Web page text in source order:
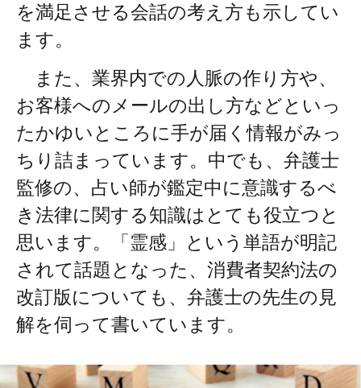
を満足させる会話の考え方も示してい
ます。
また、業界内での 人脈の作り方や、
お客様への メールの出し方などといっ
たかゆいところに手が届く情報がみっ
ちり詰まっています。中でも、 弁護士
監修の、占い師が鑑定中に意識するべ
き法律に関する知識はとても役立つと
思います。「霊感」という単語が明記
されて話題となった、消費者契約法の
改訂版についても、弁護士の先生の見
解を伺って書いています。